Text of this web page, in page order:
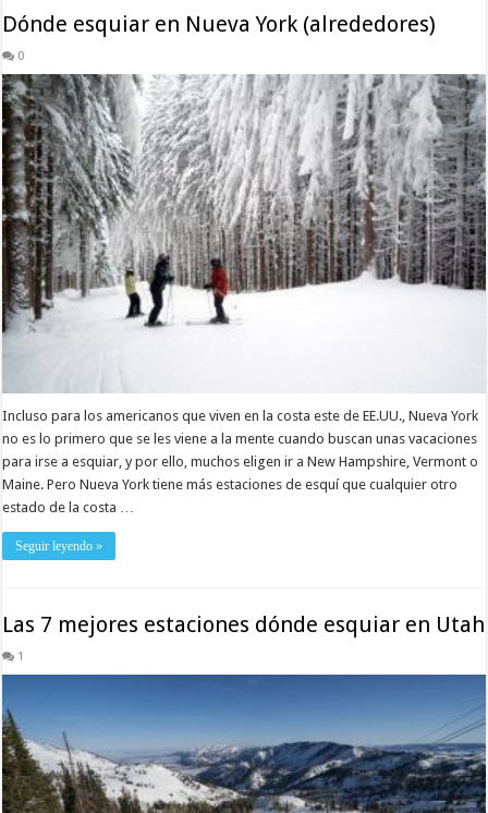
Dónde esquiar en Nueva York (alrededores)
0
Incluso para los americanos que viven en la costa este de EE.UU., Nueva York
no es lo primero que se les viene a la mente cuando buscan unas vacaciones
para irse a esquiar, y por ello, muchos eligen ir a New Hampshire, Vermont o
Maine. Pero Nueva York tiene más estaciones de esquí que cualquier otro
estado de la costa …
Seguir leyendo »
Las 7 mejores estaciones dónde esquiar en Utah
1